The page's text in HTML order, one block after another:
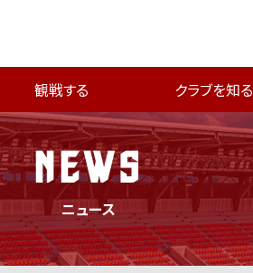
観戦する クラブを知る
NEWS
ニュース